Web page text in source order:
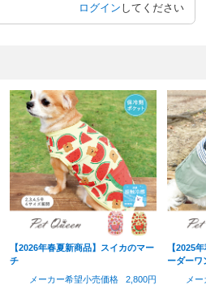
ログイン してください
【2026年春夏新商品】スイカのマー
チ
メーカー希望小売価格
2,800円
【2025
ーダーワ
メ